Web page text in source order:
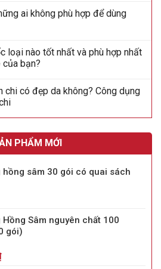
ai không phù hợp để dùng
loại nào tốt nhất và phù hợp nhất
bạn?
chi có đẹp da không? Công dụng
PHẨM MỚI
hồng sâm 30 gói có quai sách
Sâm nguyên chất 100
gói)